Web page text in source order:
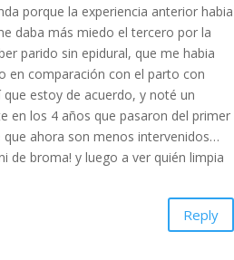
porque la experiencia anterior habia
daba más miedo el tercero por la
parido sin epidural, que me habia
en comparación con el parto con
que estoy de acuerdo, y noté un
en los 4 años que pasaron del primer
que ahora son menos intervenidos…
de broma! y luego a ver quién limpia
Reply